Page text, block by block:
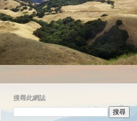
搜尋此網誌